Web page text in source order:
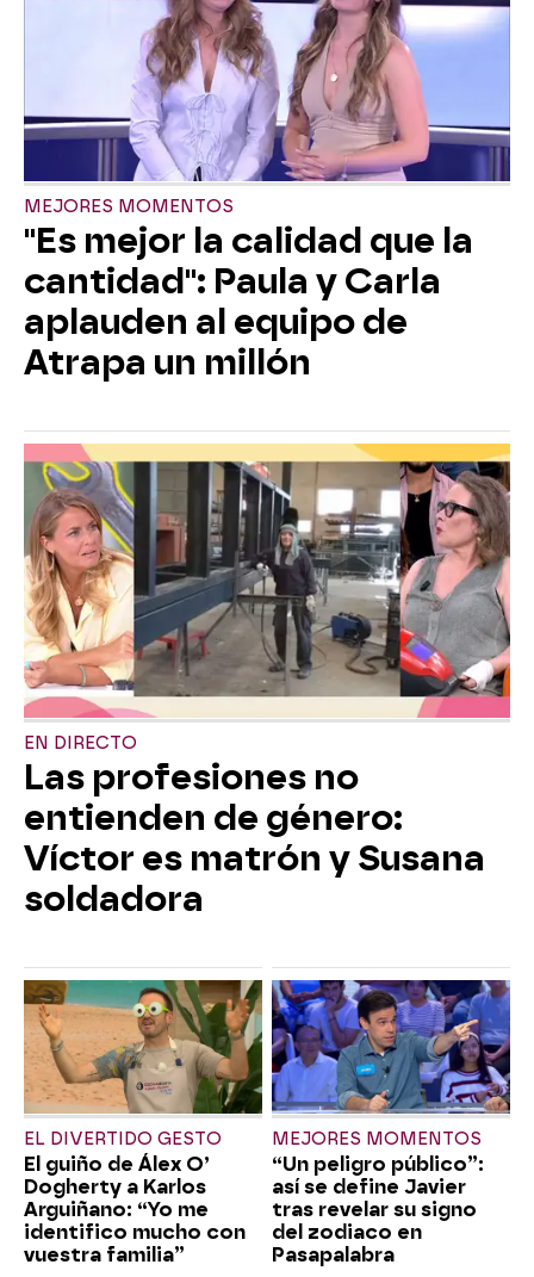
MEJORES MOMENTOS
"Es mejor la calidad que la
cantidad": Paula y Carla
aplauden al equipo de
Atrapa un millón
EN DIRECTO
Las profesiones no
entienden de género:
Víctor es matrón y Susana
soldadora
EL DIVERTIDO GESTO
El guiño de Álex O’
Dogherty a Karlos
Arguiñano: “Yo me
identifico mucho con
vuestra familia”
MEJORES MOMENTOS
“Un peligro público”:
así se define Javier
tras revelar su signo
del zodiaco en
Pasapalabra